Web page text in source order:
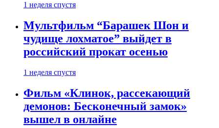
1 неделя спустя
Мультфильм “Барашек Шон и
чудище лохматое” выйдет в
российский прокат осенью
1 неделя спустя
Фильм «Клинок, рассекающий
демонов: Бесконечный замок»
вышел в онлайне